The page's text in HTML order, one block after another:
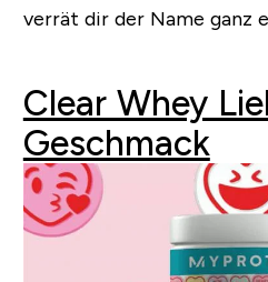
verrät dir der Name ganz
Clear Whey
Geschmack